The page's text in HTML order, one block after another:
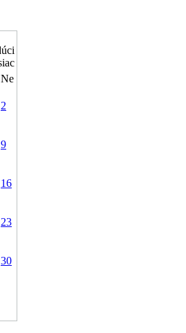
Ne
2
9
16
23
30